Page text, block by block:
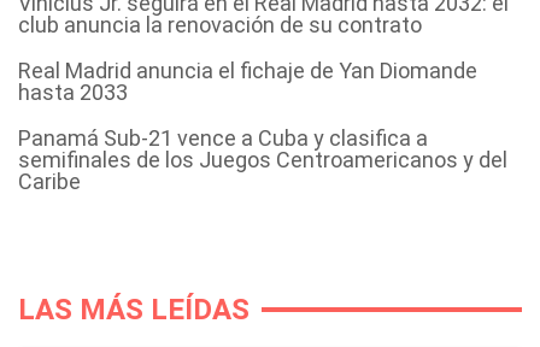
club anuncia la renovación de su contrato
Real Madrid anuncia el fichaje de Yan Diomande
hasta 2033
Panamá Sub-21 vence a Cuba y clasifica a
semifinales de los Juegos Centroamericanos y del
Caribe
LAS MÁS LEÍDAS